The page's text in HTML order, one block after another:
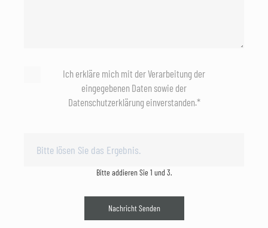
Ich erkläre mich mit der Verarbeitung der
eingegebenen Daten sowie der
Datenschutzerklärung einverstanden.*
Bitte addieren Sie 1 und 3.
Nachricht Senden